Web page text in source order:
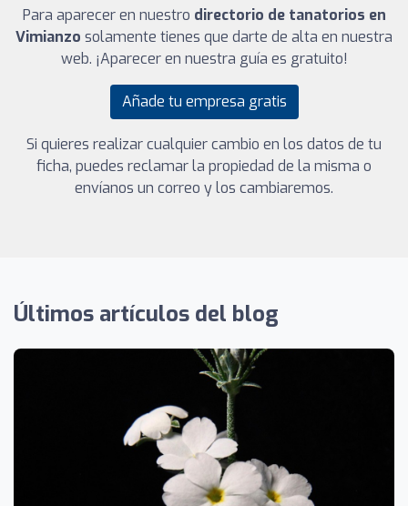
Para aparecer en nuestro directorio de tanatorios en
Vimianzo solamente tienes que darte de alta en nuestra
web. ¡Aparecer en nuestra guía es gratuito!
Añade tu empresa gratis
Si quieres realizar cualquier cambio en los datos de tu
ficha, puedes reclamar la propiedad de la misma o
envíanos un correo y los cambiaremos.
Últimos artículos del blog